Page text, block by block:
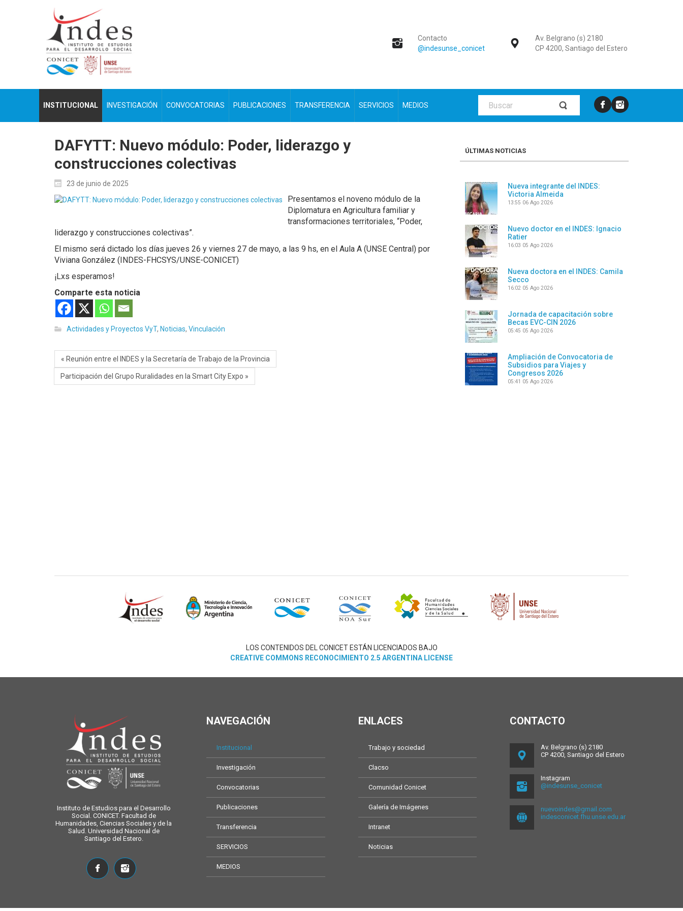
Av. Belgrano (s) 2180
CP 4200, Santiago del Estero
Contacto
@indesunse_conicet
INSTITUCIONAL INVESTIGACIÓN CONVOCATORIAS PUBLICACIONES TRANSFERENCIA SERVICIOS MEDIOS
DAFYTT: Nuevo módulo: Poder, liderazgo y
construcciones colectivas
23 de junio de 2025
Presentamos el noveno módulo de la
Diplomatura en Agricultura familiar y
transformaciones territoriales, “Poder,
liderazgo y construcciones colectivas”.
El mismo será dictado los días jueves 26 y viernes 27 de mayo, a las 9 hs, en el Aula A (UNSE Central) por
Viviana González (INDES-FHCSYS/UNSE-CONICET)
¡Lxs esperamos!
Comparte esta noticia
Actividades y Proyectos VyT, Noticias, Vinculación
« Reunión entre el INDES y la Secretaría de Trabajo de la Provincia
Participación del Grupo Ruralidades en la Smart City Expo »
ÚLTIMAS NOTICIAS
Nueva integrante del INDES:
Victoria Almeida
13:55 06 Ago 2026
Nuevo doctor en el INDES: Ignacio
Ratier
16:03 05 Ago 2026
Nueva doctora en el INDES: Camila
Secco
16:02 05 Ago 2026
Jornada de capacitación sobre
Becas EVC-CIN 2026
05:45 05 Ago 2026
Ampliación de Convocatoria de
Subsidios para Viajes y
Congresos 2026
05:41 05 Ago 2026
LOS CONTENIDOS DEL CONICET ESTÁN LICENCIADOS BAJO
CREATIVE COMMONS RECONOCIMIENTO 2.5 ARGENTINA LICENSE
Instituto de Estudios para el Desarrollo
Social. CONICET. Facultad de
Humanidades, Ciencias Sociales y de la
Salud. Universidad Nacional de
Santiago del Estero.
NAVEGACIÓN
Institucional
Investigación
Convocatorias
Publicaciones
Transferencia
SERVICIOS
MEDIOS
ENLACES
Trabajo y sociedad
Clacso
Comunidad Conicet
Galería de Imágenes
Intranet
Noticias
CONTACTO
Av. Belgrano (s) 2180
CP 4200, Santiago del Estero
Instagram
@indesunse_conicet
nuevoindes@gmail.com
indesconicet.fhu.unse.edu.ar